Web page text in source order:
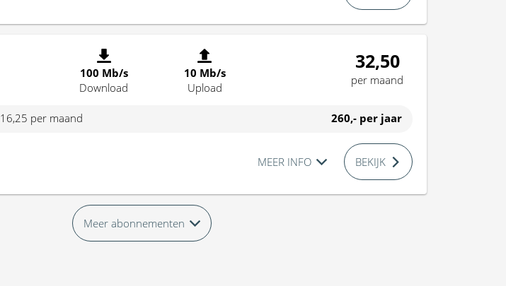
100 Mb/s
Download
10 Mb/s
Upload
32,50
per maand
16,25 per maand 260,- per jaar
MEER INFO BEKIJK
Meer abonnementen